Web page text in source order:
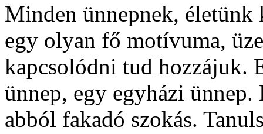
Minden ünnepnek, életünk
egy olyan fő motívuma,
kapcsolódni tud hozzájuk.
ünnep, egy egyházi
abból fakadó szokás.